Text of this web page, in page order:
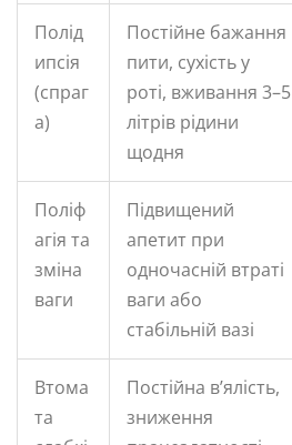
Полід
ипсія
(спраг
а)
Постійне бажання
пити, сухість у
роті, вживання 3–5
літрів рідини
щодня
Поліф
агія та
зміна
ваги
Підвищений
апетит при
одночасній втраті
ваги або
стабільній вазі
Втома
та
Постійна в’ялість,
зниження